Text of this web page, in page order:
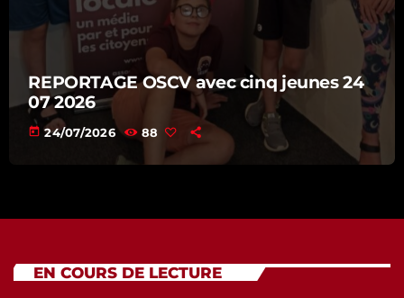
REPORTAGE OSCV avec cinq jeunes 24
07 2026
today 24/07/2026 88
EN COURS DE LECTURE